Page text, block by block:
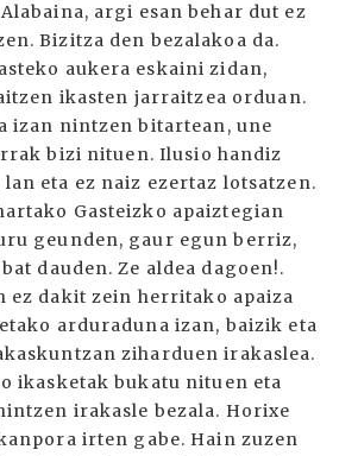
argi esan behar dut ez
Bizitza den bezalakoa da.
aukera eskaini zidan,
ikasten jarraitzea orduan.
izan nintzen bitartean, une
bizi nituen. Ilusio handiz
eta ez naiz ezertaz lotsatzen.
Gasteizko apaiztegian
geunden, gaur egun berriz,
dauden. Ze aldea dagoen!.
ez dakit zein herritako apaiza
arduraduna izan, baizik eta
ziharduen irakaslea.
ikasketak bukatu nituen eta
irakasle bezala. Horixe
irten gabe. Hain zuzen